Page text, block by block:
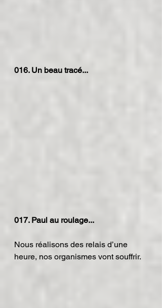
016. Un beau tracé...
017. Paul au roulage...
Nous réalisons des relais d’une
heure, nos organismes vont souffrir.